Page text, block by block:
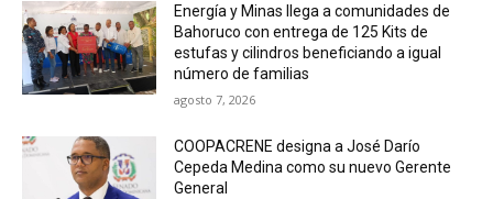
Energía y Minas llega a comunidades de
Bahoruco con entrega de 125 Kits de
estufas y cilindros beneficiando a igual
número de familias
agosto 7, 2026
COOPACRENE designa a José Darío
Cepeda Medina como su nuevo Gerente
General